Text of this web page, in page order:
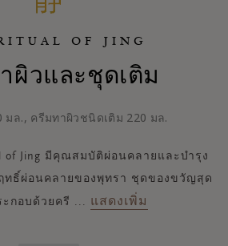
OF JING
ผิวและชุดเติม
มล., ครีมทาผิวชนิดเติม 220 มล.
of Jing มีคุณสมบัติผ่อนคลายและบำรุง
ทธิ์ผ่อนคลายของพุทรา ชุดของขวัญสุด
กอบด้วยครี ... แสดงเพิ่ม